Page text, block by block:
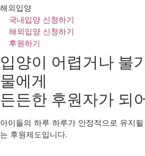
해외입양
국내입양 신청하기
해외입양 신청하기
후원하기
입양이 어렵거나 불
물에게
든든한 후원자가 되
아이들의 하루 하루가 안정적으로 유지
는 후원제도입니다.